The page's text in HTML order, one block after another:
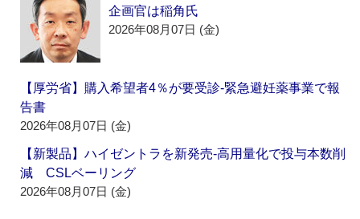
企画官は稲角氏
2026年08月07日 (金)
【厚労省】購入希望者4％が要受診‐緊急避妊薬事業で報
告書
2026年08月07日 (金)
【新製品】ハイゼントラを新発売‐高用量化で投与本数削
減 CSLベーリング
2026年08月07日 (金)